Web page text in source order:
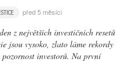
před 5 měsíci
z největších investičních resetů
jsou vysoko, zlato láme rekordy
investorů. Na první